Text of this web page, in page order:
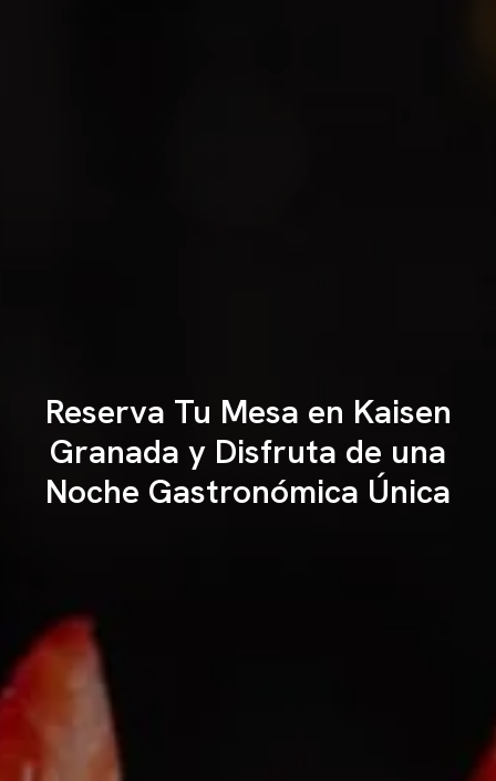
Reserva Tu Mesa en Kaisen
Granada y Disfruta de una
Noche Gastronómica Única